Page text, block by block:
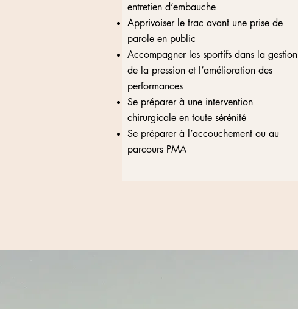
entretien d’embauche
Apprivoiser le trac avant une prise de
parole en public
Accompagner les sportifs dans la gestion
de la pression et l’amélioration des
performances
Se préparer à une intervention
chirurgicale en toute sérénité
Se préparer à l’accouchement ou au
parcours PMA